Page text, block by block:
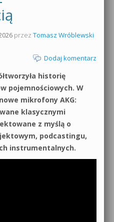
przez Tomasz Wróblewski
Dodaj komentarz
historię
pojemnościowych. W
mikrofony AKG:
klasycznymi
z myślą o
podcastingu,
instrumentalnych.